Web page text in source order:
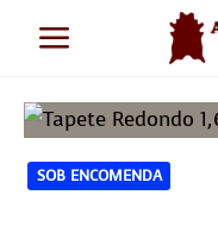
para
conteúdo
Toggle
Navigation
SOB ENCOMENDA